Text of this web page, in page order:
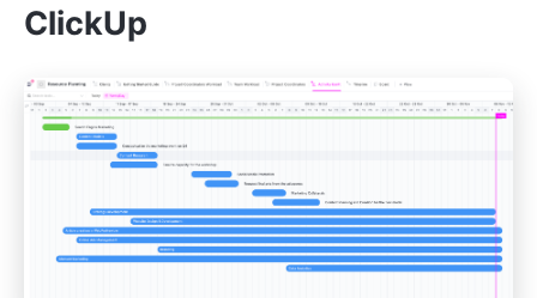
ClickUp